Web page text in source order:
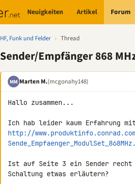
Neuigkeiten Artikel Forum
HF, Funk und Felder › Thread
Sender/Empfänger 868
MM Marten M.(mcgonahy148)
Hallo zusammen...
http://
Ist auf Seite 3 ein Sender
Schaltung etwas erläutern?